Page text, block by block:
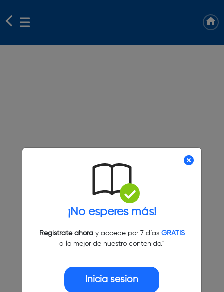
¡No esperes más!
Regístrate ahoray accede por 7 días GRATIS
a lo mejor de nuestro contenido."
Inicia sesión